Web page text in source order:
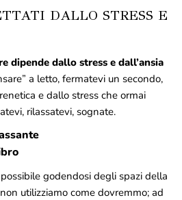
DALLO STRESS E
dipende dallo stress e dall’ansia
a letto, fermatevi un secondo,
e dallo stress che ormai
rilassatevi, sognate.
godendosi degli spazi della
utilizziamo come dovremmo; ad